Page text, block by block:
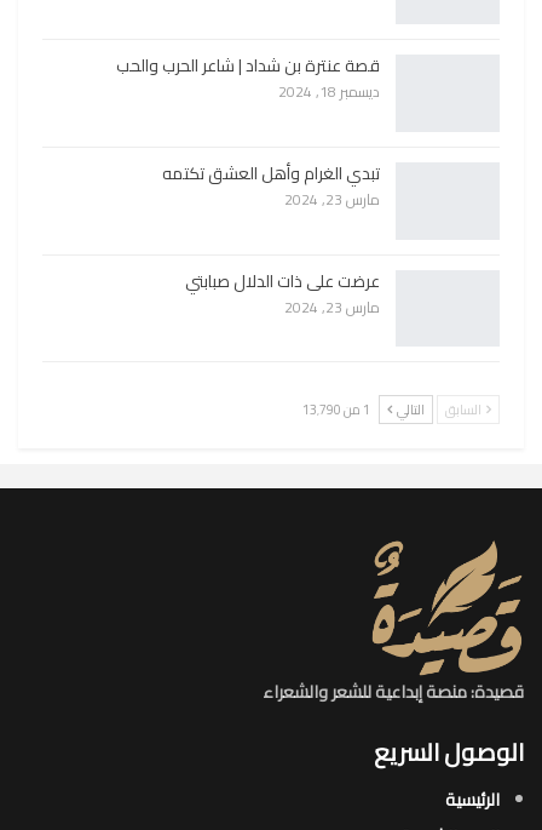
قصة عنترة بن شداد | شاعر الحرب والحب
ديسمبر 18, 2024
تبدي الغرام وأهل العشق تكتمه
مارس 23, 2024
عرضت على ذات الدلال صبابتي
مارس 23, 2024
السابق التالي 1 من 13٬790
قصيدة: منصة إبداعية للشعر والشعراء
الوصول السريع
الرئيسية